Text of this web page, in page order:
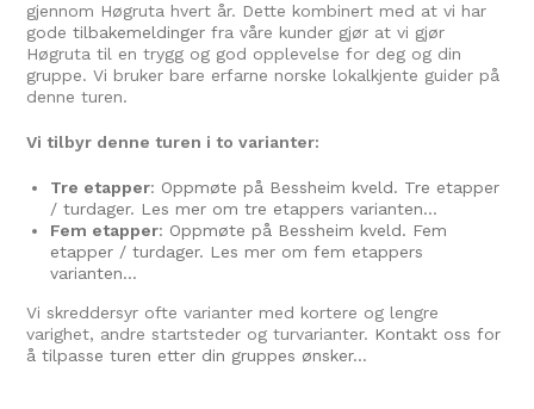
gjennom Høgruta hvert år. Dette kombinert med at vi har
godetilbakemeldinger fra våre kunder gjør at vi gjør
Høgruta til en trygg og god opplevelse for deg og din
gruppe. Vi bruker bare erfarne norske lokalkjente guider på
denne turen.
Vi tilbyr denne turen i to varianter:
Tre etapper: Oppmøte på Bessheim kveld. Tre etapper
/ turdager. Les mer om tre etappers varianten…
Fem etapper: Oppmøte på Bessheim kveld. Fem
etapper / turdager. Les mer om fem etappers
varianten…
Vi skreddersyr ofte varianter med kortere og lengre
varighet, andre startsteder og turvarianter. Kontakt oss for
å tilpasse turen etter din gruppes ønsker…